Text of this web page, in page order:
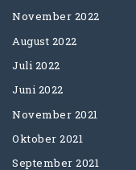
November 2022
August 2022
Juli 2022
Juni 2022
November 2021
Oktober 2021
September 2021